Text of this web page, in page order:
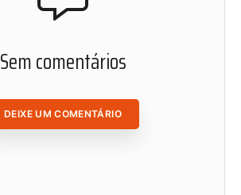
Sem comentários
DEIXE UM COMENTÁRIO